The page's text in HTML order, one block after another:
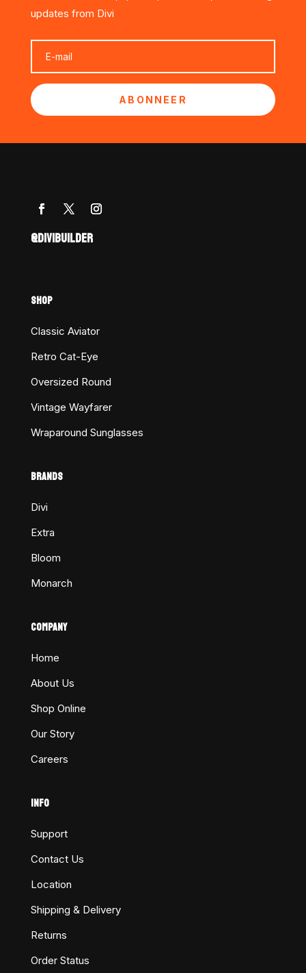
updates from Divi
ABONNEER
@DIVIBUILDER
SHOP
Classic Aviator
Retro Cat-Eye
Oversized Round
Vintage Wayfarer
Wraparound Sunglasses
BRANDS
Divi
Extra
Bloom
Monarch
COMPANY
Home
About Us
Shop Online
Our Story
Careers
INFO
Support
Contact Us
Location
Shipping & Delivery
Returns
Order Status